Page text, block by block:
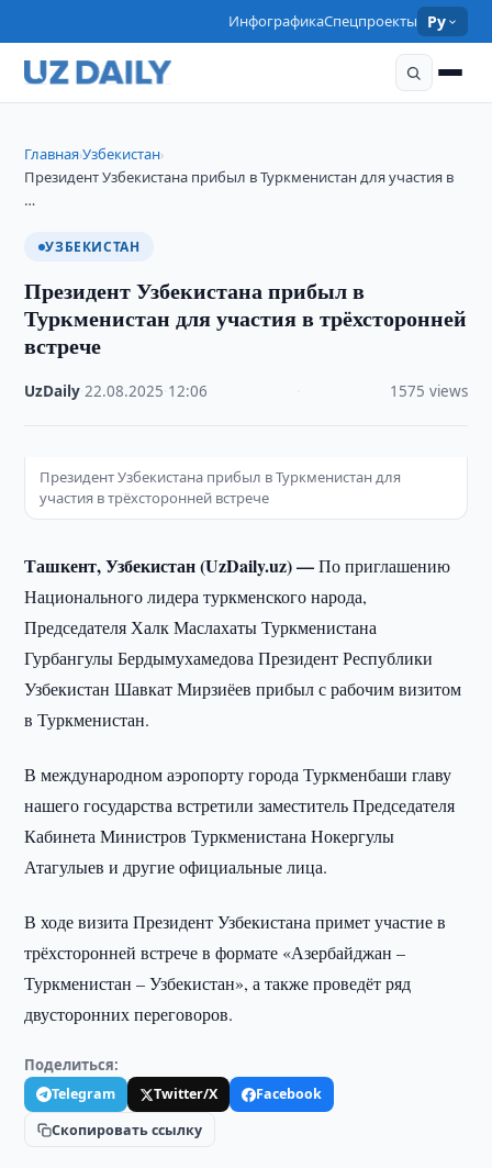
ИнфографикаСпецпроекты Ру
Главная›Узбекистан›
Президент Узбекистана прибыл в Туркменистан для участия в
…
УЗБЕКИСТАН
Президент Узбекистана прибыл в
Туркменистан для участия в трёхсторонней
встрече
UzDaily ·22.08.2025 12:06 1575 views
Президент Узбекистана прибыл в Туркменистан для
участия в трёхсторонней встрече
Ташкент, Узбекистан (UzDaily.uz) —По приглашению
Национального лидера туркменского народа,
Председателя Халк Маслахаты Туркменистана
Гурбангулы Бердымухамедова Президент Республики
Узбекистан Шавкат Мирзиёев прибыл с рабочим визитом
в Туркменистан.
В международном аэропорту города Туркменбаши главу
нашего государства встретили заместитель Председателя
Кабинета Министров Туркменистана Нокергулы
Атагулыев и другие официальные лица.
В ходе визита Президент Узбекистана примет участие в
трёхсторонней встрече в формате «Азербайджан –
Туркменистан – Узбекистан», а также проведёт ряд
двусторонних переговоров.
Поделиться:
Telegram Twitter/X
Facebook
Скопировать ссылку